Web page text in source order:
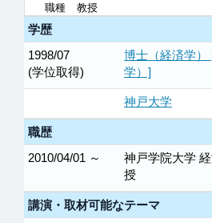
職種
教授
学歴
1998/07
(学位取得)
博士（経済学）
学）]
神戸大学
職歴
2010/04/01 ～
神戸学院大学
授
講演・取材可能なテーマ